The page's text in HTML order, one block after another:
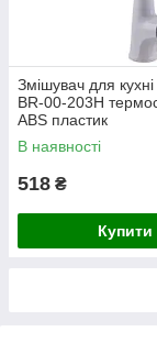
Змішувач для
BR-00-203H
ABS пластик
В наявності
518 ₴
Купити